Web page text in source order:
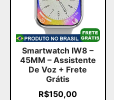
Smartwatch IW8 –
45MM – Assistente
De Voz + Frete
Grátis
R$150,00